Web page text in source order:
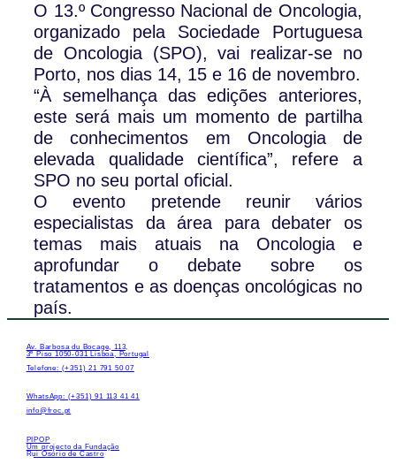
O 13.º Congresso Nacional de Oncologia,
organizado pela Sociedade Portuguesa
de Oncologia (SPO), vai realizar-se no
Porto, nos dias 14, 15 e 16 de novembro.
“À semelhança das edições anteriores,
este será mais um momento de partilha
de conhecimentos em Oncologia de
elevada qualidade científica”, refere a
SPO no seu portal oficial.
O evento pretende reunir vários
especialistas da área para debater os
temas mais atuais na Oncologia e
aprofundar o debate sobre os
tratamentos e as doenças oncológicas no
país.
Av. Barbosa du Bocage, 113,
3º Piso 1050-031 Lisboa, Portugal
Telefone: (+351) 21 791 50 07
WhatsApp: (+351) 91 113 41 41
info@froc.pt
PIPOP
Um projecto da Fundação
Rui Osório de Castro